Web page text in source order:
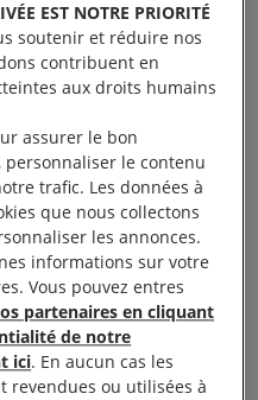
(République
d’origine, le
avoir fait l’objet de
se produise pour le
sorti 12 albums et a
Awards.
d’expressionet de
EST NOTRE PRIORITÉ
soutenir et réduire nos
contribuent en
aux droits humains
assurer le bon
le contenu
trafic. Les données à
que nous collectons
les annonces.
informations sur votre
Vous pouvez entres
partenaires en cliquant
de notre
ici. En aucun cas les
revendues ou utilisées à